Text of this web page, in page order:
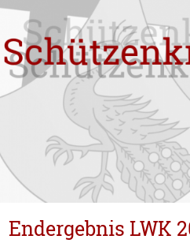
Endergebnis LWK